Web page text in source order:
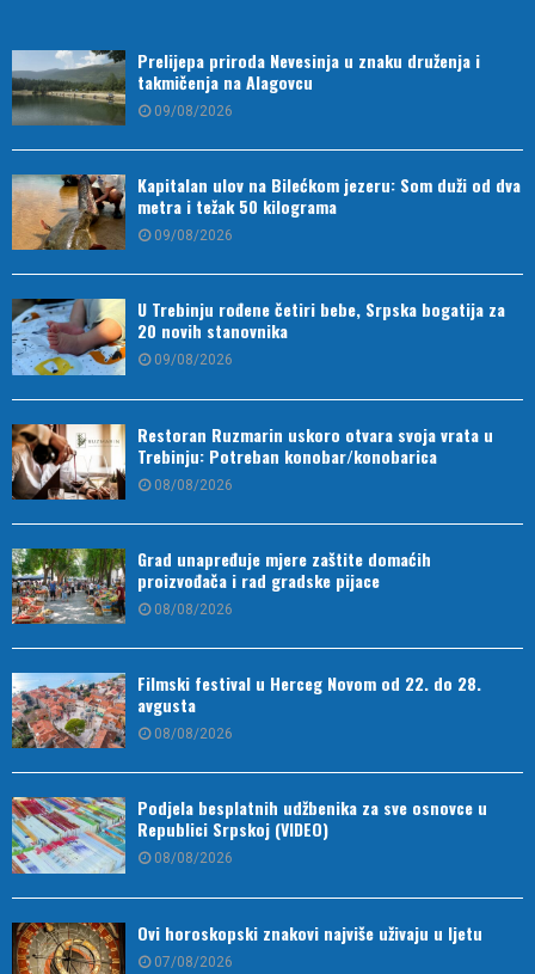
Prelijepa priroda Nevesinja u znaku druženja i
takmičenja na Alagovcu
09/08/2026
Kapitalan ulov na Bilećkom jezeru: Som duži od dva
metra i težak 50 kilograma
09/08/2026
U Trebinju rođene četiri bebe, Srpska bogatija za
20 novih stanovnika
09/08/2026
Restoran Ruzmarin uskoro otvara svoja vrata u
Trebinju: Potreban konobar/konobarica
08/08/2026
Grad unapređuje mjere zaštite domaćih
proizvođača i rad gradske pijace
08/08/2026
Filmski festival u Herceg Novom od 22. do 28.
avgusta
08/08/2026
Podjela besplatnih udžbenika za sve osnovce u
Republici Srpskoj (VIDEO)
08/08/2026
Ovi horoskopski znakovi najviše uživaju u ljetu
07/08/2026